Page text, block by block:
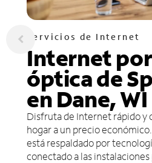
Servicios de Internet
Internet
óptica de
en Dane, WI
Disfruta de Internet rápido y
hogar a un precio
está respaldado por
conectado a las instalaciones